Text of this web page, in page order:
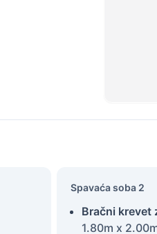
Spavaća soba 2
Bračni krevet
1.80m x